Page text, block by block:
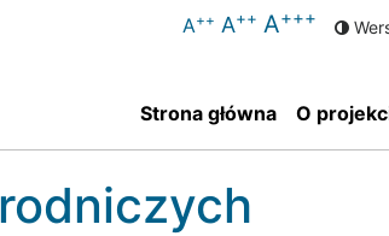
Strona główna(current)
O
A++ A++ A+++